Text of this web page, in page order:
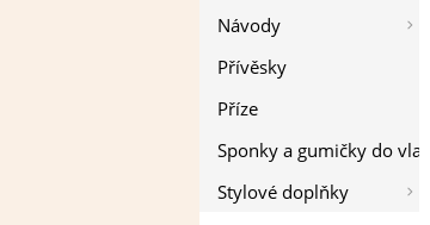
Návody
Přívěsky
Příze
Sponky a gumičky do vlasů
Stylové doplňky